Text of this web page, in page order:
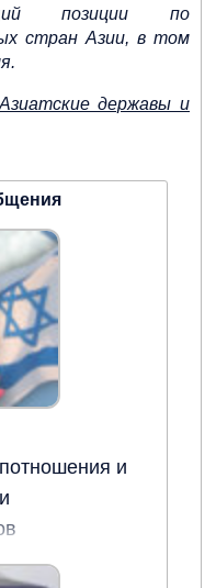
позиции по
стран Азии, в том
державы и